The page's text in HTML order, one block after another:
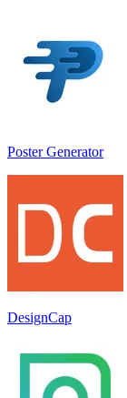
Poster Generator
DesignCap